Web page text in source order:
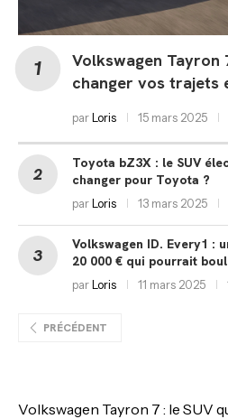
Volkswagen Tayron
changer vos trajets
parLoris 15 mars 2025
Toyota bZ3X : le SUV
changer pour Toyota ?
parLoris 13 mars 2025
Volkswagen ID. Every1 :
20 000 € qui pourrait
parLoris 11 mars 2025
PRÉCÉDENT
Volkswagen Tayron 7 : le SUV